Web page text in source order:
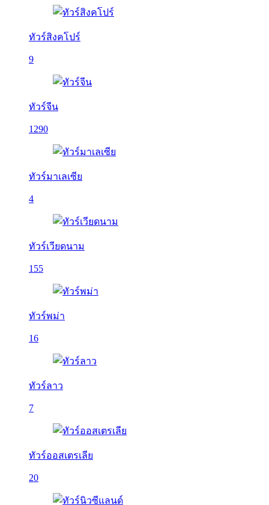
ทัวร์สิงคโปร์
9
ทัวร์จีน
1290
ทัวร์มาเลเซีย
4
ทัวร์เวียดนาม
155
ทัวร์พม่า
16
ทัวร์ลาว
7
ทัวร์ออสเตรเลีย
20